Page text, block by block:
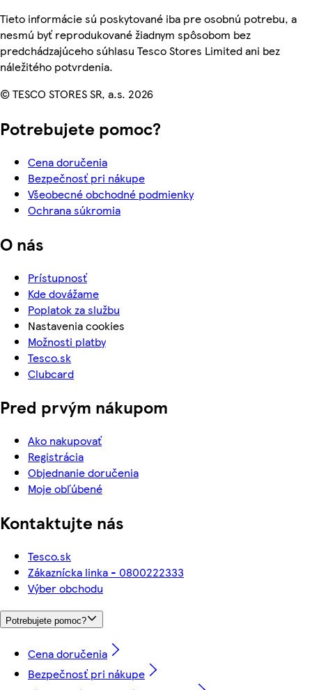
Tieto informácie sú poskytované iba pre osobnú potrebu, a
nesmú byť reprodukované žiadnym spôsobom bez
predchádzajúceho súhlasu Tesco Stores Limited ani bez
náležitého potvrdenia.
© TESCO STORES SR, a.s. 2026
Potrebujete pomoc?
Cena doručenia
Bezpečnosť pri nákupe
Všeobecné obchodné podmienky
Ochrana súkromia
O nás
Prístupnosť
Kde dovážame
Poplatok za službu
Nastavenia cookies
Možnosti platby
Tesco.sk
Clubcard
Pred prvým nákupom
Ako nakupovať
Registrácia
Objednanie doručenia
Moje obľúbené
Kontaktujte nás
Tesco.sk
Zákaznícka linka - 0800222333
Výber obchodu
Potrebujete pomoc?
Cena doručenia
Bezpečnosť pri nákupe